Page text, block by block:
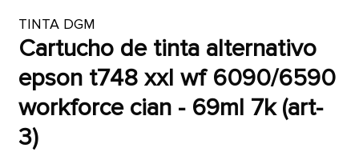
TINTA DGM
cartucho de tinta alternativo
epson t748 xxl wf 6090/6590
workforce cian - 69ml 7k (art-
3)